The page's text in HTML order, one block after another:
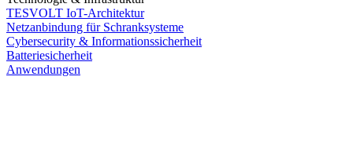
TESVOLT IoT-Architektur
Netzanbindung für Schranksysteme
Cybersecurity & Informationssicherheit
Batteriesicherheit
Anwendungen